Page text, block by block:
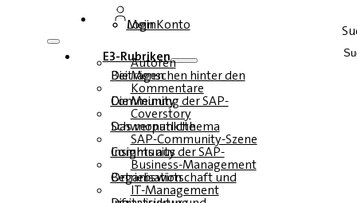
Login
Mein Konto
E3-Rubriken
Autoren
Die Menschen hinter den Beiträgen
Kommentare
Die Meinung der SAP-Community
Coverstory
Das monatliche Schwerpunktthema
SAP-Community-Szene
Insights aus der SAP-Community
Business-Management
Betriebswirtschaft und Organisation
IT-Management